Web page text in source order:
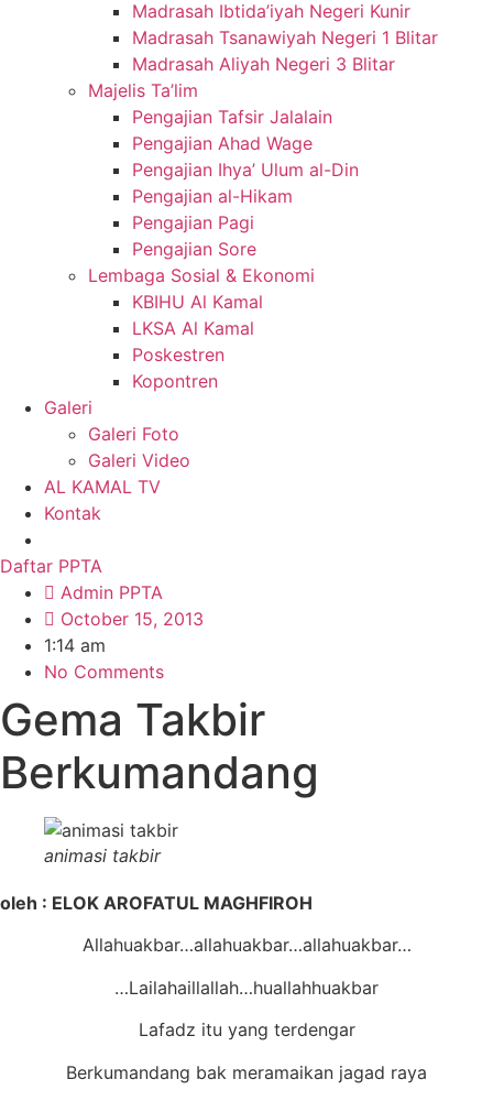
Madrasah Ibtida’iyah Negeri Kunir
Madrasah Tsanawiyah Negeri 1 Blitar
Madrasah Aliyah Negeri 3 Blitar
Majelis Ta’lim
Pengajian Tafsir Jalalain
Pengajian Ahad Wage
Pengajian Ihya’ Ulum al-Din
Pengajian al-Hikam
Pengajian Pagi
Pengajian Sore
Lembaga Sosial & Ekonomi
KBIHU Al Kamal
LKSA Al Kamal
Poskestren
Kopontren
Galeri
Galeri Foto
Galeri Video
AL KAMAL TV
Kontak
Daftar PPTA
Admin PPTA
October 15, 2013
1:14 am
No Comments
Gema Takbir
Berkumandang
animasi takbir
oleh : ELOK AROFATUL MAGHFIROH
Allahuakbar…allahuakbar…allahuakbar…
Lailahaillallah…huallahhuakbar…
Lafadz itu yang terdengar
Berkumandang bak meramaikan jagad raya